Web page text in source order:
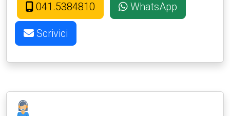
041.5384810 WhatsApp
Scrivici